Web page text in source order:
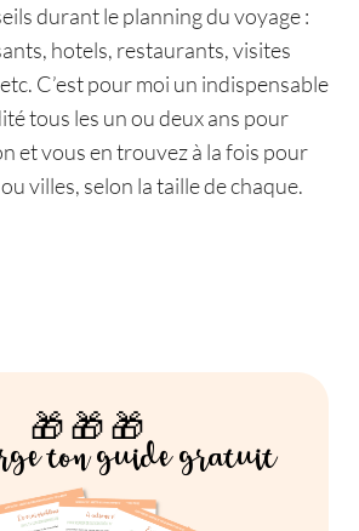
durant le planning du voyage :
hotels, restaurants, visites
C’est pour moi un indispensable
tous les un ou deux ans pour
et vous en trouvez à la fois pour
villes, selon la taille de chaque.